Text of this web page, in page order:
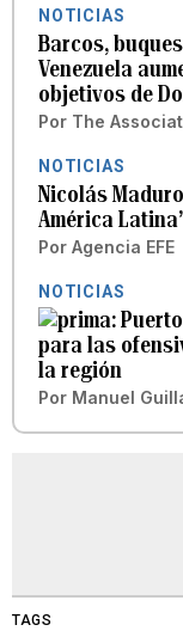
NOTICIAS
Barcos,
Venezuela
objetivos de
Por The
NOTICIAS
Nicolás
América
Por Agencia EFE
NOTICIAS
para las
la región
Por Manuel
TAGS